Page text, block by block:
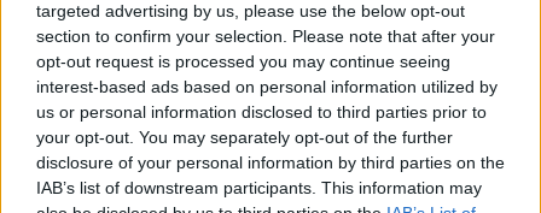
targeted advertising by us, please use the below opt-out
section to confirm your selection. Please note that after your
opt-out request is processed you may continue seeing
interest-based ads based on personal information utilized by
us or personal information disclosed to third parties prior to
your opt-out. You may separately opt-out of the further
disclosure of your personal information by third parties on the
IAB’s list of downstream participants. This information may
εκατ. ευρώ το 2022, καταγράφοντας αύξηση
26,5%, ενώ τα κέρδη προ φόρων ανήλθαν σε 31,0
εκατ. ευρώ έναντι 28,3 εκατ. ευρώ το
προηγούμενο έτος, αυξημένα κατά 9,6%. Τα
κέρδη προ φόρων αντιστοιχούν στο 1,95% των
καθαρών πωλήσεων.